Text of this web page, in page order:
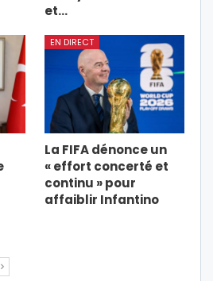
et…
EN DIRECT
La FIFA dénonce un
« effort concerté et
continu » pour
affaiblir Infantino